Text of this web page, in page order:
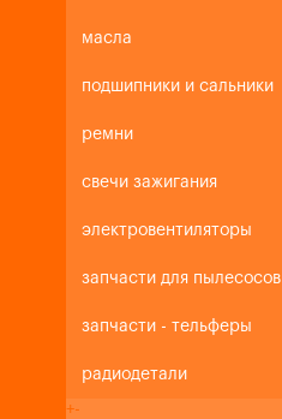
масла
подшипники и сальники
ремни
свечи зажигания
электровентиляторы
запчасти для пылесосов
запчасти - тельферы
радиодетали
+-